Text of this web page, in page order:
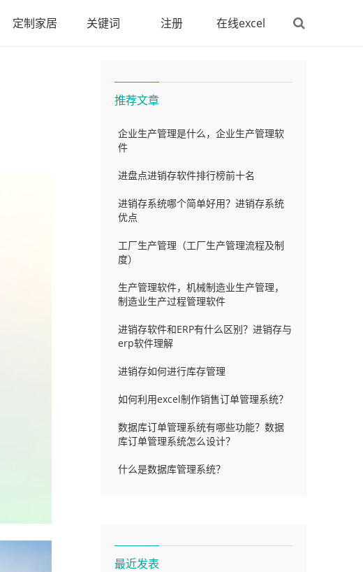
定制家居 关键词 注册 在线excel
推荐文章
企业生产管理是什么，企业生产管理软
件
进盘点进销存软件排行榜前十名
进销存系统哪个简单好用？进销存系统
优点
工厂生产管理（工厂生产管理流程及制
度）
生产管理软件，机械制造业生产管理，
制造业生产过程管理软件
进销存软件和ERP有什么区别？进销存与
erp软件理解
进销存如何进行库存管理
如何利用excel制作销售订单管理系统？
数据库订单管理系统有哪些功能？数据
库订单管理系统怎么设计？
什么是数据库管理系统？
最近发表